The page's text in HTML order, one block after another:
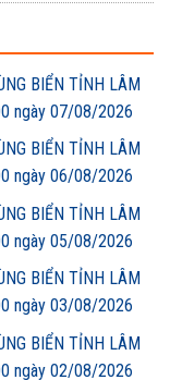
BIỂN TỈNH LÂM
ngày 07/08/2026
BIỂN TỈNH LÂM
ngày 06/08/2026
BIỂN TỈNH LÂM
ngày 05/08/2026
BIỂN TỈNH LÂM
ngày 03/08/2026
BIỂN TỈNH LÂM
ngày 02/08/2026